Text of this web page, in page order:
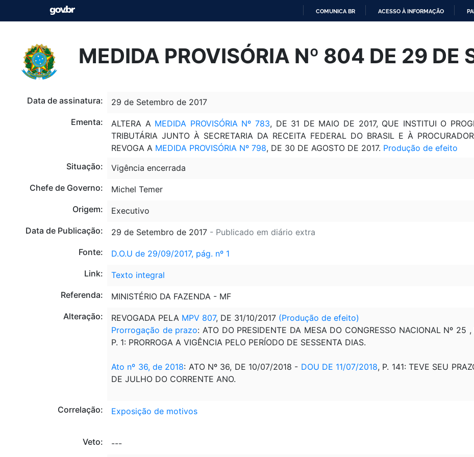
O
CONTEÚDO
COMUNICA BR ACESSO À INFORMAÇÃO
MEDIDA PROVISÓRIA Nº 804 DE 29 DE
Data de assinatura:
29 de Setembro de 2017
Ementa:
ALTERA A MEDIDA PROVISÓRIA Nº 783, DE 31 DE MAIO DE 2017, QUE INSTITUI O
TRIBUTÁRIA JUNTO À SECRETARIA DA RECEITA FEDERAL DO BRASIL E À
REVOGA A MEDIDA PROVISÓRIA Nº 798, DE 30 DE AGOSTO DE 2017. Produção de efeito
Situação:
Vigência encerrada
Chefe de Governo:
Michel Temer
Origem:
Executivo
Data de Publicação:
29 de Setembro de 2017 - Publicado em diário extra
Fonte:
D.O.U de 29/09/2017, pág. nº 1
Link:
Texto integral
Referenda:
MINISTÉRIO DA FAZENDA - MF
Alteração:
REVOGADA PELA MPV 807, DE 31/10/2017 (Produção de efeito)
Prorrogação de prazo: ATO DO PRESIDENTE DA MESA DO CONGRESSO NACIONAL Nº
P. 1: PRORROGA A VIGÊNCIA PELO PERÍODO DE SESSENTA DIAS.
Ato nº 36, de 2018: ATO Nº 36, DE 10/07/2018 - DOU DE 11/07/2018, P. 141: TEVE SEU
DE JULHO DO CORRENTE ANO.
Correlação: Exposição de motivos
Veto: ---